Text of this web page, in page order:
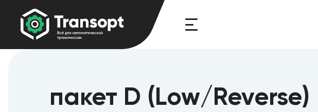
пакет D (Low/Reverse)